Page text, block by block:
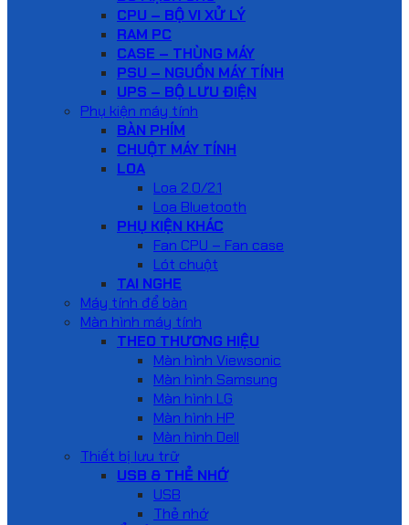
CPU – BỘ VI XỬ LÝ
RAM PC
CASE – THÙNG MÁY
PSU – NGUỒN MÁY TÍNH
UPS – BỘ LƯU ĐIỆN
Phụ kiện máy tính
BÀN PHÍM
CHUỘT MÁY TÍNH
LOA
Loa 2.0/2.1
Loa Bluetooth
PHỤ KIỆN KHÁC
Fan CPU – Fan case
Lót chuột
TAI NGHE
Máy tính để bàn
Màn hình máy tính
THEO THƯƠNG HIỆU
Màn hình Viewsonic
Màn hình Samsung
Màn hình LG
Màn hình HP
Màn hình Dell
Thiết bị lưu trữ
USB & THẺ NHỚ
USB
Thẻ nhớ